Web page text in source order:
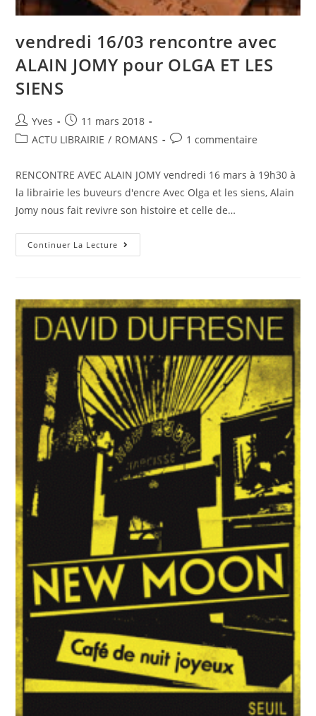
vendredi 16/03 rencontre avec
ALAIN JOMY pour OLGA ET LES
SIENS
Yves
11 mars 2018
ACTU LIBRAIRIE / ROMANS 1 commentaire
RENCONTRE AVEC ALAIN JOMY vendredi 16 mars à 19h30 à
la librairie les buveurs d'encre Avec Olga et les siens, Alain
Jomy nous fait revivre son histoire et celle de…
Continuer La Lecture